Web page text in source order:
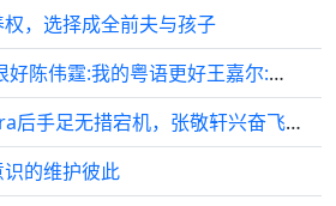
，选择成全前夫与孩子
白敬亭:我们粤语都很好陈伟霆:我的粤语更好王嘉尔:我说上海话吧‖微博之夜
王嘉尔接粉丝扔的Bra后手足无措宕机，张敬轩兴奋飞甩Bra
的维护彼此